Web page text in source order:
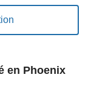
en Phoenix